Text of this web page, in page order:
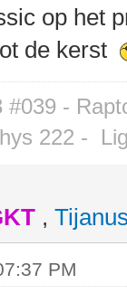
op het
de kerst
#039 -
222 -
,
PM